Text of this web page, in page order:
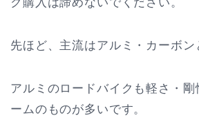
先ほど、主流はアルミ・カーボン
アルミのロードバイクも軽さ・剛
ームのものが多いです。